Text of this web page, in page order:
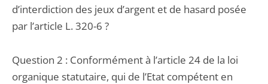
d’interdiction des jeux d’argent et de hasard posée
par l’article L. 320-6 ?
Question 2 : Conformément à l’article 24 de la loi
organique statutaire, qui de l’Etat compétent en